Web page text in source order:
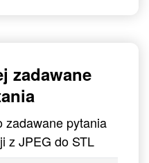
zadawane
zadawane pytania
z JPEG do STL